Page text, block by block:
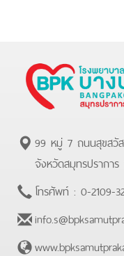
99 หมู่ 7 ถนนสุขสวั
จังหวัดสมุทรปราการ
โทรศัพท์ : 0-2109-